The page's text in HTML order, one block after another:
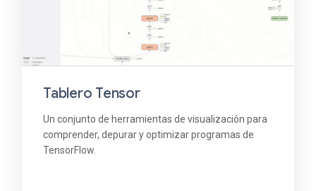
Tablero Tensor
Un conjunto de herramientas de visualización para
comprender, depurar y optimizar programas de
TensorFlow.